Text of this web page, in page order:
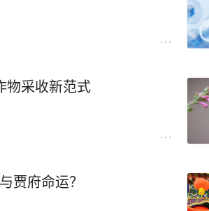
物采收新范式
贾府命运？